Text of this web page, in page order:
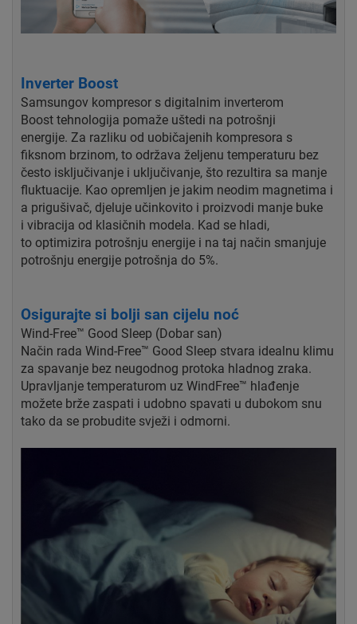
Inverter Boost
Samsungov kompresor s digitalnim inverterom
Boost tehnologija pomaže uštedi na potrošnji
energije. Za razliku od uobičajenih kompresora s
fiksnom brzinom, to održava željenu temperaturu bez
često isključivanje i uključivanje, što rezultira sa manje
fluktuacije. Kao opremljen je jakim neodim magnetima i
a prigušivač, djeluje učinkovito i proizvodi manje buke
i vibracija od klasičnih modela. Kad se hladi,
to optimizira potrošnju energije i na taj način smanjuje
potrošnju energije potrošnja do 5%.
Osigurajte si bolji san cijelu noć
Wind-Free™ Good Sleep (Dobar san)
Način rada Wind-Free™ Good Sleep stvara idealnu klimu
za spavanje bez neugodnog protoka hladnog zraka.
Upravljanje temperaturom uz WindFree™ hlađenje
možete brže zaspati i udobno spavati u dubokom snu
tako da se probudite svježi i odmorni.